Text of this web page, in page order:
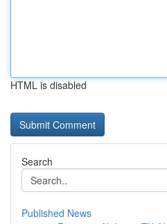
HTML is disabled
Search
Published News